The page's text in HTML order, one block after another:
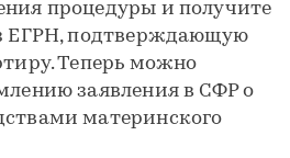
процедуры и получите
ЕГРН, подтверждающую
Теперь можно
заявления в СФР о
материнского